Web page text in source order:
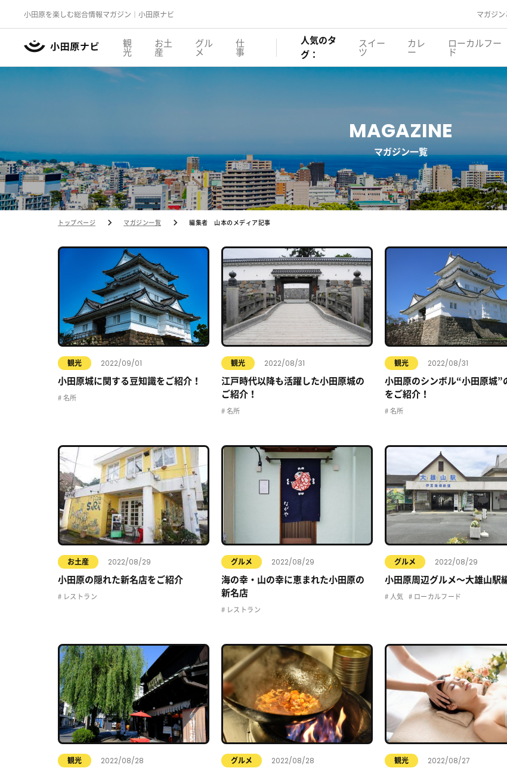
小田原を楽しむ総合情報マガジン｜小田原ナビ マガジン
観
光
お土
産
グル
メ
仕
事
人気のタ
グ：
スイー
ツ
カレ
ー
ローカルフー
ド
MAGAZINE
マガジン一覧
トップページ マガジン一覧 編集者 山本のメディア記事
観光 2022/09/01
小田原城に関する豆知識をご紹介！
名所
観光 2022/08/31
江戸時代以降も活躍した小田原城の
ご紹介！
名所
観光 2022/08/31
小田原のシンボル“小田原城”
をご紹介！
名所
お土産 2022/08/29
小田原の隠れた新名店をご紹介
レストラン
グルメ 2022/08/29
海の幸・山の幸に恵まれた小田原の
新名店
レストラン
グルメ 2022/08/29
小田原周辺グルメ〜大雄山駅
人気 ローカルフード
観光 2022/08/28 グルメ 2022/08/28 観光 2022/08/27